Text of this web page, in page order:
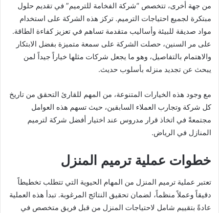
من جهة أخرى، تتخصص “شركة الفخامة للترميم” في تقديم حلول
مبتكرة لجميع احتياجات الترميم. تركز هذه الشركة على استخدام
مواد صديقة للبيئة وأساليب متقدمة تساهم في تعزيز كفاءة الطاقة.
على مر السنين، حصلت الشركة على سمعة متميزة بفضل الابتكار
والاهتمام بالتفاصيل، وهو ما يجعل شركات مثلها خياراً جيداً لمن
يبحث عن تجديد منزله بأسلوب حديث.
مع وجود هذه الخيارات المتنوعة، من المهم للقارئ التحقق من تاريخ
كل شركة وتجارب العملاء السابقين، حيث تسهم هذه العوامل
مجتمعةً في اتخاذ قرار مدروس عند اختيار أفضل شركة لترميم
المنازل في الرياض.
خطوات عملية ترميم المنزل
تعتبر عملية ترميم المنزل من المهام الحيوية التي تتطلب تخطيطاً
دقيقاً وعملاً منظماً، لضمان تحقيق النتائج المرغوبة. تبدأ هذه العملية
عادةً بتقييم شامل لاحتياجات المنزل من قبل فريق متخصص في